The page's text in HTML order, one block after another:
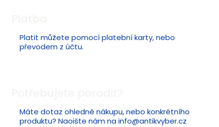
Platit můžete pomocí platební karty, nebo
převodem z účtu.
Máte dotaz ohledně nákupu, nebo konkrétního
produktu? Naoište nám nainfo@antikvyber.cz